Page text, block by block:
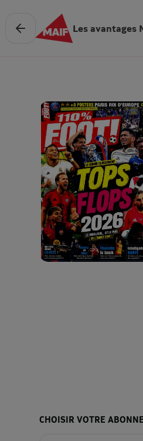
Les avantages
CHOISIR VOTRE